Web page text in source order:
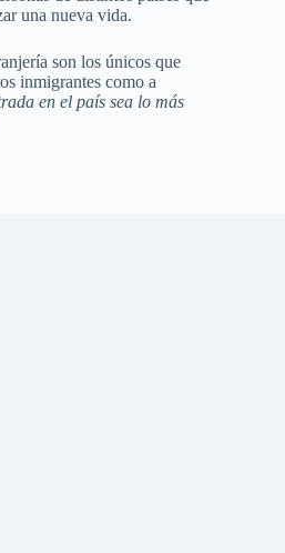
una nueva vida.
son los únicos que
inmigrantes como a
en el país sea lo más